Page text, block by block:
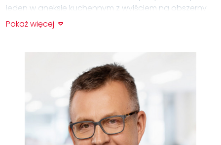
jeden w aneksie kuchennym z wyjściem na obszerny
balkon 5,56 m2 (34,09/6,77 m2) oraz łazienki 4,75 m2.
Obiekt został przystosowany dla osób
niepełnosprawnych, winda zewnętrzna i wewnętrzna.
Deweloper zastosował nowoczesne rozwiązania oraz
udogodnienia dla właścicieli:
- przestronne klatki schodowe
Pokaż więcej